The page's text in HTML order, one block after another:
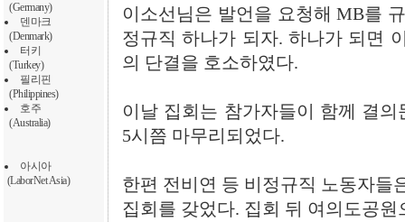
(Germany)
덴마크
(Denmark)
터키
(Turkey)
필리핀
(Philippines)
호주
(Australia)
아시아
(LaborNet Asia)
이소선님은 발언을 요청해 MB를
정규직 하나가 되자. 하나가 되면
의 단결을 호소하였다.
이날 집회는 참가자들이 함께 결
5시쯤 마무리되었다.
한편 전비연 등 비정규직 노동자들
집회를 갖었다. 집회 뒤 여의도공